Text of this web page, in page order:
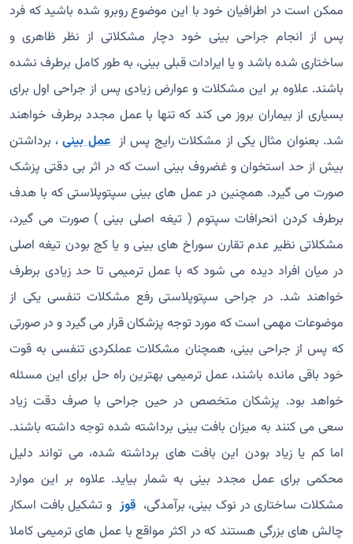
ممکن است در اطرافیان خود با این موضوع روبرو شده باشید که فرد
پس از انجام جراحی بینی خود دچار مشکلاتی از نظر ظاهری و
ساختاری شده باشد و یا ایرادات قبلی بینی، به طور کامل برطرف نشده
باشند. علاوه بر این مشکلات و عوارض زیادی پس از جراحی اول برای
بسیاری از بیماران بروز می کند که تنها با عمل مجدد برطرف خواهند
شد. بعنوان مثال یکی از مشکلات رایج پس از عمل بینی ، برداشتن
بیش از حد استخوان و غضروف بینی است که در اثر بی دقتی پزشک
صورت می گیرد. همچنین در عمل های بینی سپتوپلاستی که با هدف
برطرف کردن انحرافات سپتوم ( تیغه اصلی بینی ) صورت می گیرد،
مشکلاتی نظیر عدم تقارن سوراخ های بینی و یا کج بودن تیغه اصلی
در میان افراد دیده می شود که با عمل ترمیمی تا حد زیادی برطرف
خواهند شد. در جراحی سپتوپلاستی رفع مشکلات تنفسی یکی از
موضوعات مهمی است که مورد توجه پزشکان قرار می گیرد و در صورتی
که پس از جراحی بینی، همچنان مشکلات عملکردی تنفسی به قوت
خود باقی مانده باشند، عمل ترمیمی بهترین راه حل برای این مسئله
خواهد بود. پزشکان متخصص در حین جراحی با صرف دقت زیاد
سعی می کنند به میزان بافت بینی برداشته شده توجه داشته باشند.
اما کم یا زیاد بودن این بافت های برداشته شده، می تواند دلیل
محکمی برای عمل مجدد بینی به شمار بیاید. علاوه بر این موارد
مشکلات ساختاری در نوک بینی، برآمدگی، قوز و تشکیل بافت اسکار
چالش های بزرگی هستند که در اکثر مواقع با عمل های ترمیمی کاملا